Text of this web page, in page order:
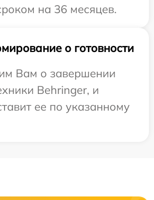
на 36 месяцев.
о готовности
Вам о завершении
Behringer, и
ее по указанному